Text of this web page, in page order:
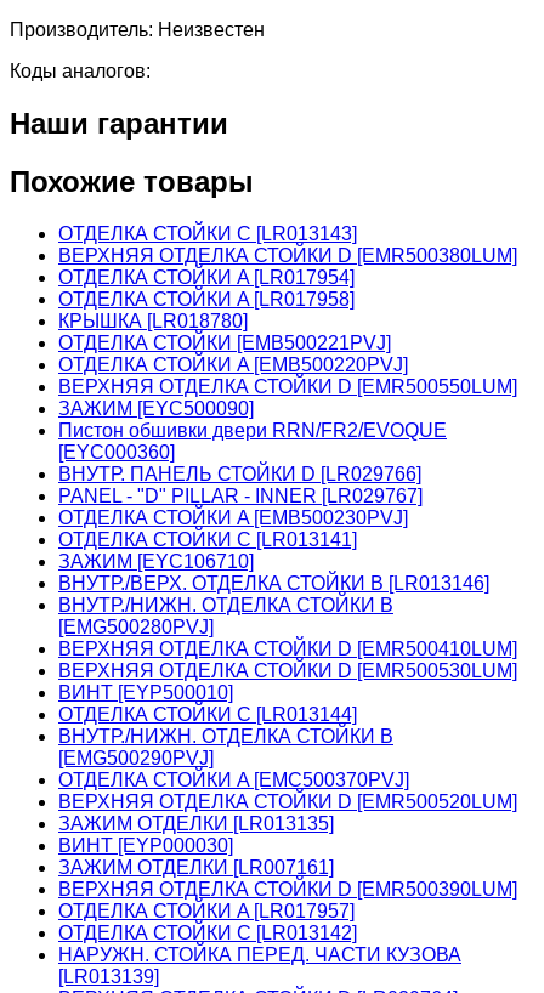
Производитель: Неизвестен
Коды аналогов:
Наши гарантии
Похожие товары
ОТДЕЛКА СТОЙКИ C [LR013143]
ВЕРХНЯЯ ОТДЕЛКА СТОЙКИ D [EMR500380LUM]
ОТДЕЛКА СТОЙКИ A [LR017954]
ОТДЕЛКА СТОЙКИ A [LR017958]
КРЫШКА [LR018780]
ОТДЕЛКА СТОЙКИ [EMB500221PVJ]
ОТДЕЛКА СТОЙКИ A [EMB500220PVJ]
ВЕРХНЯЯ ОТДЕЛКА СТОЙКИ D [EMR500550LUM]
ЗАЖИМ [EYC500090]
Пистон обшивки двери RRN/FR2/EVOQUE
[EYC000360]
ВНУТР. ПАНЕЛЬ СТОЙКИ D [LR029766]
PANEL - "D" PILLAR - INNER [LR029767]
ОТДЕЛКА СТОЙКИ A [EMB500230PVJ]
ОТДЕЛКА СТОЙКИ C [LR013141]
ЗАЖИМ [EYC106710]
ВНУТР./ВЕРХ. ОТДЕЛКА СТОЙКИ B [LR013146]
ВНУТР./НИЖН. ОТДЕЛКА СТОЙКИ B
[EMG500280PVJ]
ВЕРХНЯЯ ОТДЕЛКА СТОЙКИ D [EMR500410LUM]
ВЕРХНЯЯ ОТДЕЛКА СТОЙКИ D [EMR500530LUM]
ВИНТ [EYP500010]
ОТДЕЛКА СТОЙКИ C [LR013144]
ВНУТР./НИЖН. ОТДЕЛКА СТОЙКИ B
[EMG500290PVJ]
ОТДЕЛКА СТОЙКИ A [EMC500370PVJ]
ВЕРХНЯЯ ОТДЕЛКА СТОЙКИ D [EMR500520LUM]
ЗАЖИМ ОТДЕЛКИ [LR013135]
ВИНТ [EYP000030]
ЗАЖИМ ОТДЕЛКИ [LR007161]
ВЕРХНЯЯ ОТДЕЛКА СТОЙКИ D [EMR500390LUM]
ОТДЕЛКА СТОЙКИ A [LR017957]
ОТДЕЛКА СТОЙКИ C [LR013142]
НАРУЖН. СТОЙКА ПЕРЕД. ЧАСТИ КУЗОВА
[LR013139]